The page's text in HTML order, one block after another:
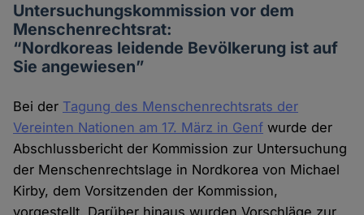
Untersuchungskommission vor dem
Menschenrechtsrat:
“Nordkoreas leidende Bevölkerung ist auf
Sie angewiesen”
Bei der Tagung des Menschenrechtsrats der
Vereinten Nationen am 17. März in Genf wurde der
Abschlussbericht der Kommission zur Untersuchung
der Menschenrechtslage in Nordkorea von Michael
Kirby, dem Vorsitzenden der Kommission,